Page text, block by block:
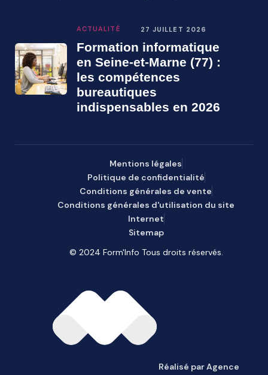
ACTUALITÉ 27 JUILLET 2026
Formation informatique
en Seine-et-Marne (77) :
les compétences
bureautiques
indispensables en 2026
Mentions légales
Politique de confidentialité
Conditions générales de vente
Conditions générales d'utilisation du site
Internet
Sitemap
© 2024 Form'Info Tous droits réservés.
Réalisé par Agence